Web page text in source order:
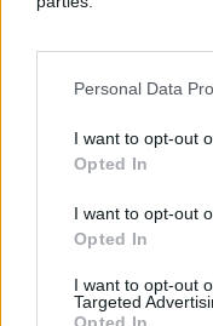
Personal Data
I want to opt-out
Opted In
I want to opt-out
Opted In
I want to opt-out
Targeted
Opted In
Biznes